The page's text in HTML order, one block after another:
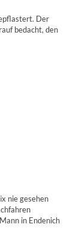
Der
bedacht, den
nie gesehen
in Endenich